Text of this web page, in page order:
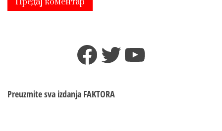
Facebook
TwitterYouTube
Preuzmite sva izdanja FAKTORA